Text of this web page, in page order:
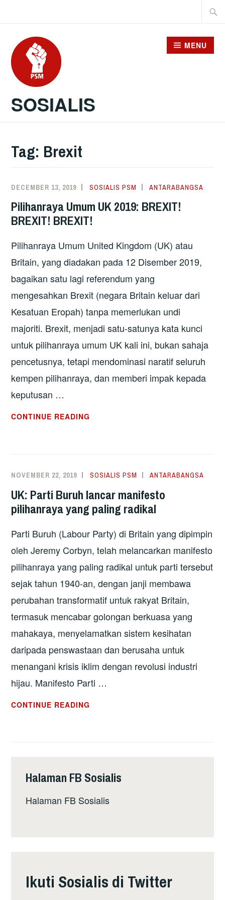
content
SOSIALIS
MENU
Tag: Brexit
DECEMBER 13, 2019 SOSIALIS PSM ANTARABANGSA
Pilihanraya Umum UK 2019: BREXIT!
BREXIT! BREXIT!
Pilihanraya Umum United Kingdom (UK) atau
Britain, yang diadakan pada 12 Disember 2019,
bagaikan satu lagi referendum yang
mengesahkan Brexit (negara Britain keluar dari
Kesatuan Eropah) tanpa memerlukan undi
majoriti. Brexit, menjadi satu-satunya kata kunci
untuk pilihanraya umum UK kali ini, bukan sahaja
pencetusnya, tetapi mendominasi naratif seluruh
kempen pilihanraya, dan memberi impak kepada
keputusan …
CONTINUE READING
NOVEMBER 22, 2019 SOSIALIS PSM ANTARABANGSA
UK: Parti Buruh lancar manifesto
pilihanraya yang paling radikal
Parti Buruh (Labour Party) di Britain yang dipimpin
oleh Jeremy Corbyn, telah melancarkan manifesto
pilihanraya yang paling radikal untuk parti tersebut
sejak tahun 1940-an, dengan janji membawa
perubahan transformatif untuk rakyat Britain,
termasuk mencabar golongan berkuasa yang
mahakaya, menyelamatkan sistem kesihatan
daripada penswastaan dan berusaha untuk
menangani krisis iklim dengan revolusi industri
hijau. Manifesto Parti …
CONTINUE READING
YANG
PALING
Halaman FB Sosialis
Halaman FB Sosialis
Ikuti Sosialis di Twitter